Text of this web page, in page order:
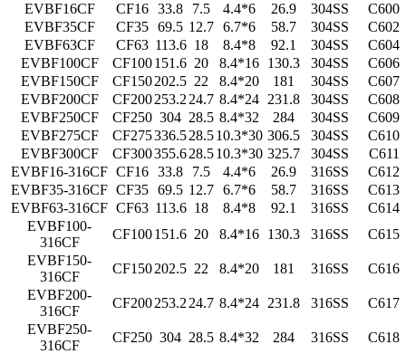
EVBF16CF
CF16 33.8 7.5 4.4*6 26.9 304SS
C600
EVBF35CF
CF35 69.5 12.7 6.7*6 58.7 304SS
C602
EVBF63CF
CF63 113.6 18 8.4*8 92.1 304SS
C604
EVBF100CF
CF100151.6 20 8.4*16 130.3 304SS
C606
EVBF150CF
CF150202.5 22 8.4*20 181 304SS
C607
EVBF200CF
CF200253.2 24.7 8.4*24 231.8 304SS
C608
EVBF250CF
CF250 304 28.5 8.4*32 284 304SS
C609
EVBF275CF
CF275336.528.510.3*30 306.5 304SS
C610
EVBF300CF
CF300355.628.510.3*30 325.7 304SS
C611
EVBF16-316CF CF16 33.8 7.5 4.4*6 26.9 316SS
C612
EVBF35-316CF CF35 69.5 12.7 6.7*6 58.7 316SS
C613
EVBF63-316CF CF63 113.6 18 8.4*8 92.1 316SS
C614
EVBF100-
316CF
CF100151.6 20 8.4*16 130.3 316SS
C615
EVBF150-
316CF
CF150202.5 22 8.4*20 181 316SS
C616
EVBF200-
316CF
CF200253.2 24.7 8.4*24 231.8 316SS
C617
EVBF250-
316CF
CF250 304 28.5 8.4*32 284 316SS
C618